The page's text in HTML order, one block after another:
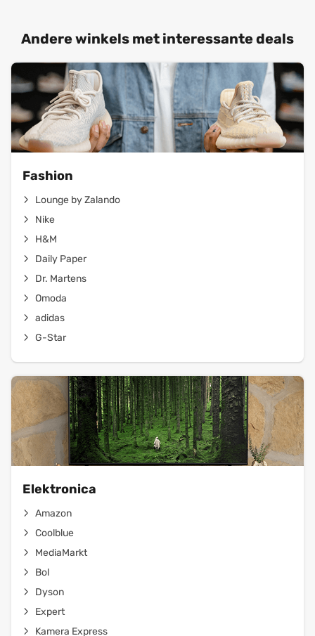
Andere winkels met interessante deals
Fashion
Lounge by Zalando
Nike
H&M
Daily Paper
Dr. Martens
Omoda
adidas
G-Star
Elektronica
Amazon
Coolblue
MediaMarkt
Bol
Dyson
Expert
Kamera Express